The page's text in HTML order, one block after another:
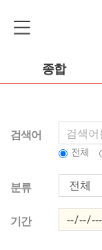
종합
검색어
전체
분류
기간